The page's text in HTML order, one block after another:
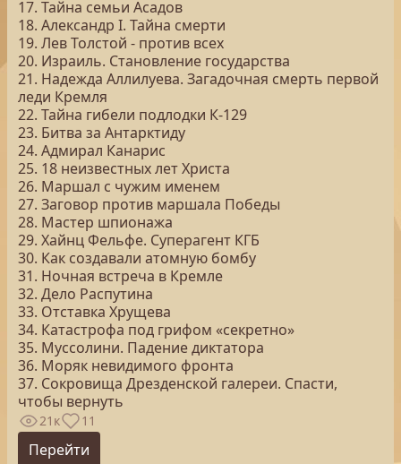
17. Тайна семьи Асадов
18. Александр I. Тайна смерти
19. Лев Толстой - против всех
20. Израиль. Становление государства
21. Надежда Аллилуева. Загадочная смерть первой
леди Кремля
22. Тайна гибели подлодки К-129
23. Битва за Антарктиду
24. Адмирал Канарис
25. 18 неизвестных лет Христа
26. Маршал с чужим именем
27. Заговор против маршала Победы
28. Мастер шпионажа
29. Хайнц Фельфе. Суперагент КГБ
30. Как создавали атомную бомбу
31. Ночная встреча в Кремле
32. Дело Распутина
33. Отставка Хрущева
34. Катастрофа под грифом «секретно»
35. Муссолини. Падение диктатора
36. Моряк невидимого фронта
37. Сокровища Дрезденской галереи. Спасти,
чтобы вернуть
21к 11
Перейти